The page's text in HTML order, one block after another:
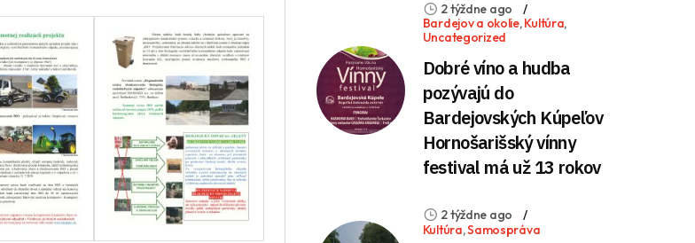
2 týždne ago
Bardejov a okolie,Kultúra,
Uncategorized
Dobré víno a hudba
pozývajú do
Bardejovských Kúpeľov
Hornošarišský vínny
festival má už 13 rokov
2 týždne ago
Kultúra,Samospráva